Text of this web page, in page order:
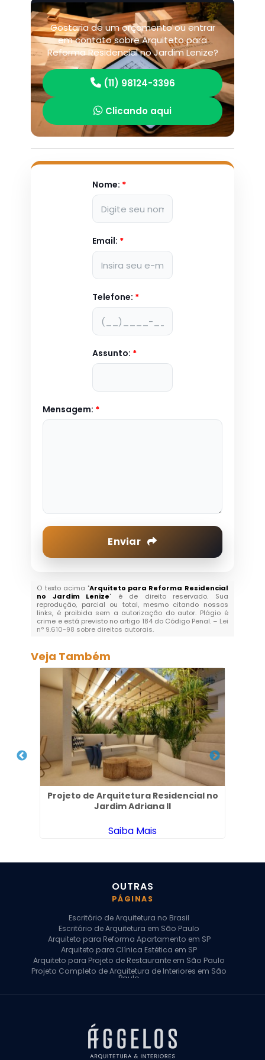
Gostaria de um orçamento ou entrar
em contato sobre Arquiteto para
Reforma Residencial no Jardim Lenize?
(11) 98124-3396
Clicando aqui
Nome: *
Email: *
Telefone: *
Assunto: *
Mensagem: *
Enviar
O texto acima "Arquiteto para Reforma Residencial
no Jardim Lenize" é de direito reservado. Sua
reprodução, parcial ou total, mesmo citando nossos
links, é proibida sem a autorização do autor. Plágio é
crime e está previsto no artigo 184 do Código Penal. – Lei
n° 9.610-98 sobre direitos autorais.
Veja Também
Projeto de Arquitetura Residencial no
Jardim Adriana II
Saiba Mais
OUTRAS
PÁGINAS
Escritório de Arquitetura no Brasil
Escritório de Arquitetura em São Paulo
Arquiteto para Reforma Apartamento em SP
Arquiteto para Clínica Estética em SP
Arquiteto para Projeto de Restaurante em São Paulo
Projeto Completo de Arquitetura de Interiores em São
Paulo
Arquiteto para Projeto Comercial em São Paulo
Arquiteto Comercial
Arquiteto para Reforma de Apartamento
Arquiteto para Reforma Residencial